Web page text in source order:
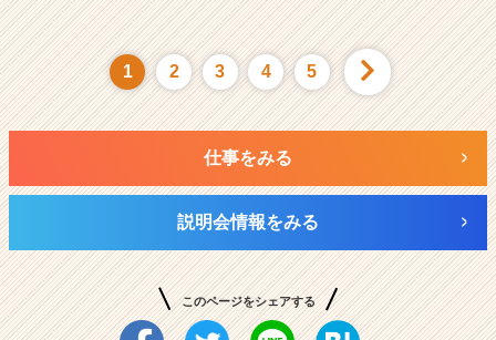
1 2 3 4 5
仕事をみる
説明会情報をみる
このページをシェアする